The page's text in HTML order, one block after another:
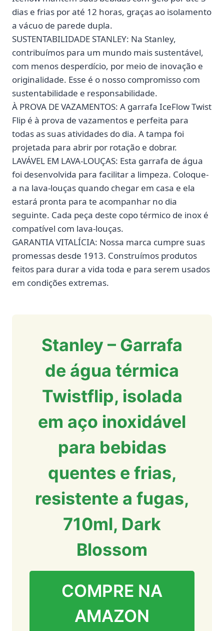
dias e frias por até 12 horas, graças ao isolamento
a vácuo de parede dupla.
SUSTENTABILIDADE STANLEY: Na Stanley,
contribuímos para um mundo mais sustentável,
com menos desperdício, por meio de inovação e
originalidade. Esse é o nosso compromisso com
sustentabilidade e responsabilidade.
À PROVA DE VAZAMENTOS: A garrafa IceFlow Twist
Flip é à prova de vazamentos e perfeita para
todas as suas atividades do dia. A tampa foi
projetada para abrir por rotação e dobrar.
LAVÁVEL EM LAVA-LOUÇAS: Esta garrafa de água
foi desenvolvida para facilitar a limpeza. Coloque-
a na lava-louças quando chegar em casa e ela
estará pronta para te acompanhar no dia
seguinte. Cada peça deste copo térmico de inox é
compatível com lava-louças.
GARANTIA VITALÍCIA: Nossa marca cumpre suas
promessas desde 1913. Construímos produtos
feitos para durar a vida toda e para serem usados
em condições extremas.
Stanley – Garrafa
de água térmica
Twistflip, isolada
em aço inoxidável
para bebidas
quentes e frias,
resistente a fugas,
710ml, Dark
Blossom
COMPRE NA
AMAZON